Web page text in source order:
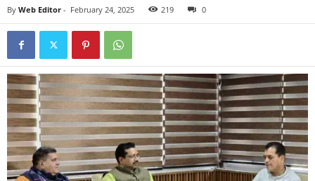
By Web Editor - February 24, 2025 219 0